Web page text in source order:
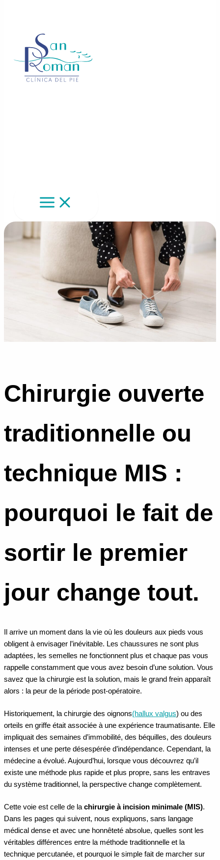
Chirurgie ouverte
traditionnelle ou
technique MIS :
pourquoi le fait de
sortir le premier
jour change tout.
Il arrive un moment dans la vie où les douleurs aux pieds vous
obligent à envisager l’inévitable. Les chaussures ne sont plus
adaptées, les semelles ne fonctionnent plus et chaque pas vous
rappelle constamment que vous avez besoin d’une solution. Vous
savez que la chirurgie est la solution, mais le grand frein apparaît
alors : la peur de la période post-opératoire.
Historiquement, la chirurgie des oignons(hallux valgus) ou des
orteils en griffe était associée à une expérience traumatisante. Elle
impliquait des semaines d’immobilité, des béquilles, des douleurs
intenses et une perte désespérée d’indépendance. Cependant, la
médecine a évolué. Aujourd’hui, lorsque vous découvrez qu’il
existe une méthode plus rapide et plus propre, sans les entraves
du système traditionnel, la perspective change complètement.
Cette voie est celle de la chirurgie à incision minimale (MIS).
Dans les pages qui suivent, nous expliquons, sans langage
médical dense et avec une honnêteté absolue, quelles sont les
véritables différences entre la méthode traditionnelle et la
technique percutanée, et pourquoi le simple fait de marcher sur